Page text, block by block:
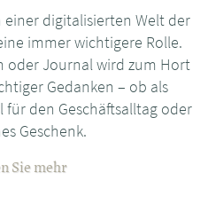
digitalisierten Welt der
immer wichtigere Rolle.
oder Journal wird zum Hort
Gedanken – ob als
für den Geschäftsalltag oder
Geschenk.
Sie mehr